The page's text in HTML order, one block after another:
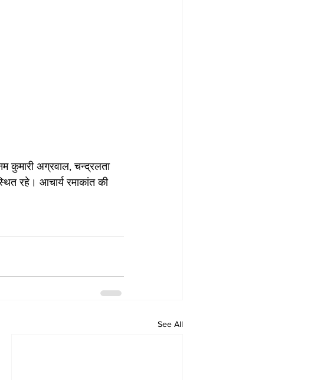
कुमारी अग्रवाल, चन्द्रलता
रहे। आचार्य रमाकांत की
See All